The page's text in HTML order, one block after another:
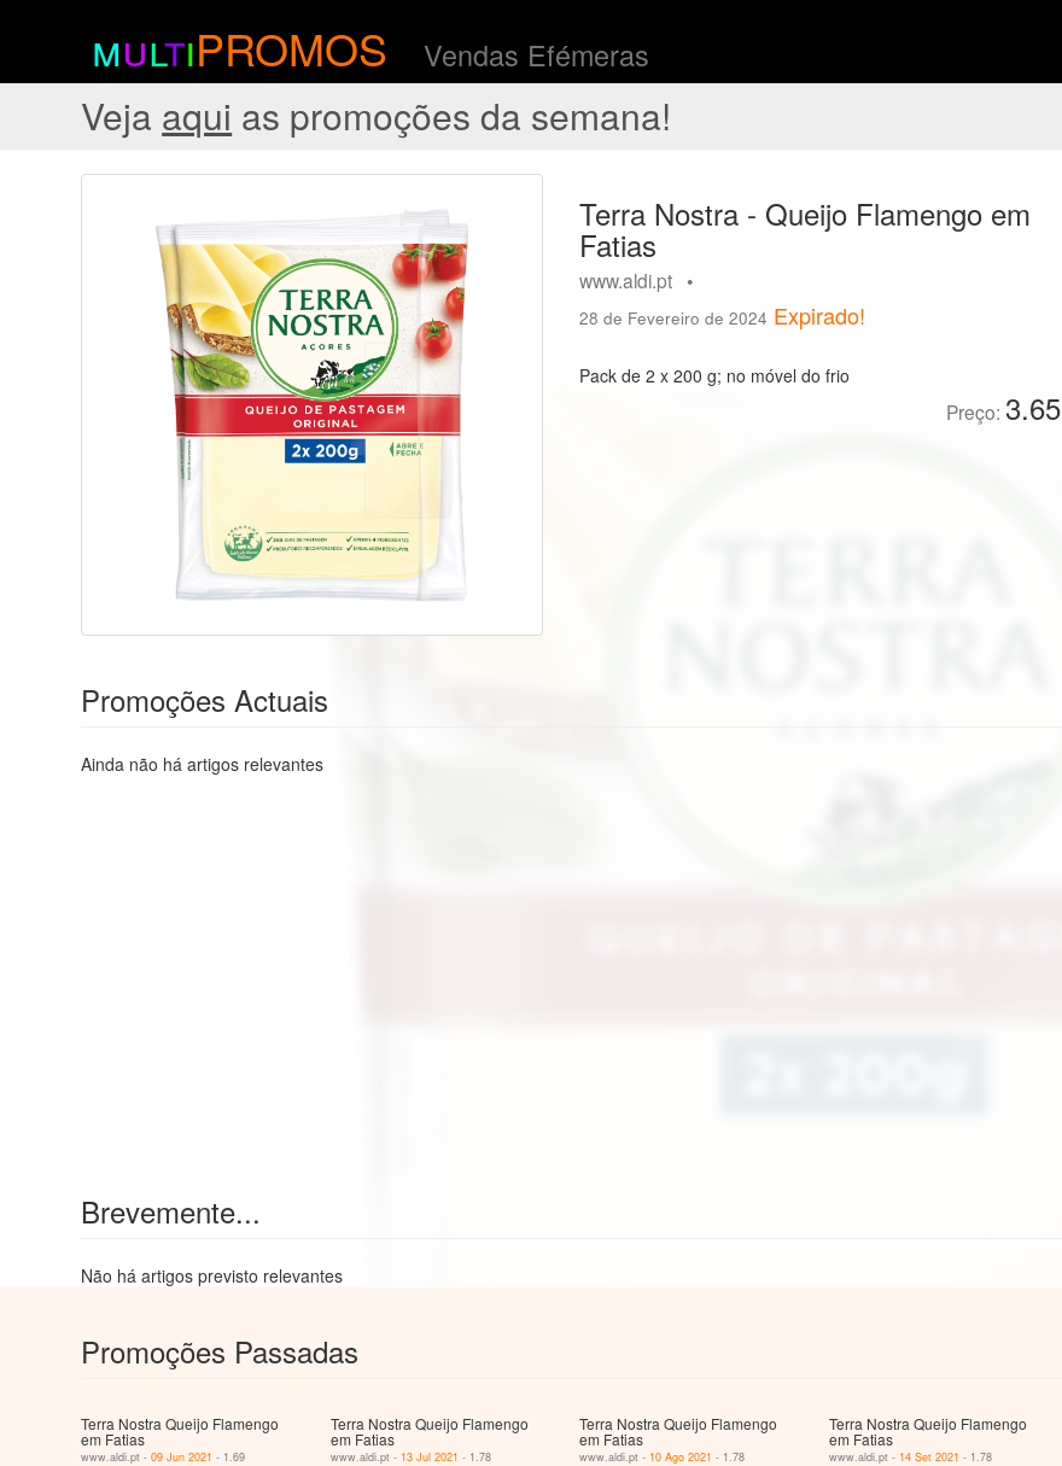
multiPROMOS Vendas Efémeras
Veja aqui as promoções da semana!
Terra Nostra - Queijo Flamengo em
Fatias
www.aldi.pt •
28 de Fevereiro de 2024 Expirado!
Pack de 2 x 200 g; no móvel do frio
Preço: 3.65
Promoções Actuais
Ainda não há artigos relevantes
Brevemente...
Não há artigos previsto relevantes
Promoções Passadas
Terra Nostra Queijo Flamengo
em Fatias
www.aldi.pt -09 Jun 2021 - 1.69
Terra Nostra Queijo Flamengo
em Fatias
www.aldi.pt - 13 Jul 2021 - 1.78
Terra Nostra Queijo Flamengo
em Fatias
www.aldi.pt - 10 Ago 2021 - 1.78
Terra Nostra Queijo Flamengo
em Fatias
www.aldi.pt - 14 Set 2021 - 1.78